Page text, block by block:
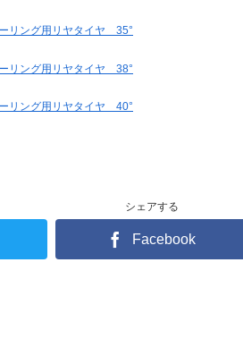
ング用リヤタイヤ 35°
ング用リヤタイヤ 38°
ング用リヤタイヤ 40°
シェアする
Facebook